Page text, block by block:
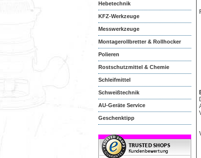
Hebetechnik
KFZ-Werkzeuge
Messwerkzeuge
Montagerollbretter & Rollhocker
Polieren
Rostschutzmittel & Chemie
Schleifmittel
Schweißtechnik
AU-Geräte Service
Geschenktipp